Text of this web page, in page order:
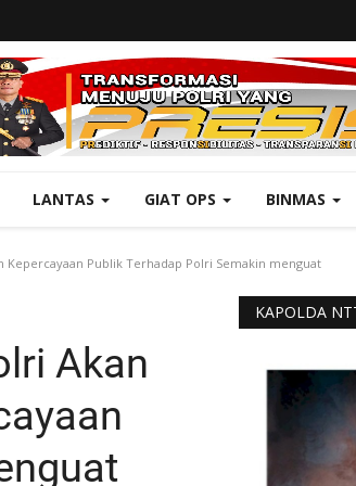
LANTAS GIAT OPS BINMAS
Kepercayaan Publik Terhadap Polri Semakin menguat
Akan
KAPOLDA